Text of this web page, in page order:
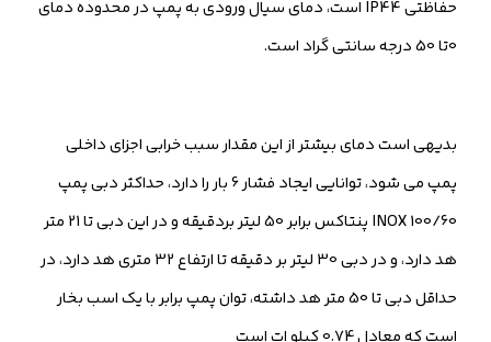
حفاظتی IP44 است، دمای سیال ورودی به پمپ در محدوده دمای
0تا 50 درجه سانتی گراد است.
بدیهی است دمای بیشتر از این مقدار سبب خرابی اجزای داخلی
پمپ می شود، توانایی ایجاد فشار 6 بار را دارد، حداکثر دبی پمپ
INOX 100/60 پنتاکس برابر 50 لیتر بردقیقه و در این دبی تا 21 متر
هد دارد، و در دبی 30 لیتر بر دقیقه تا ارتفاع 32 متری هد دارد، در
حداقل دبی تا 50 متر هد داشته، توان پمپ برابر با یک اسب بخار
است که معادل 0.74 کیلو ات است